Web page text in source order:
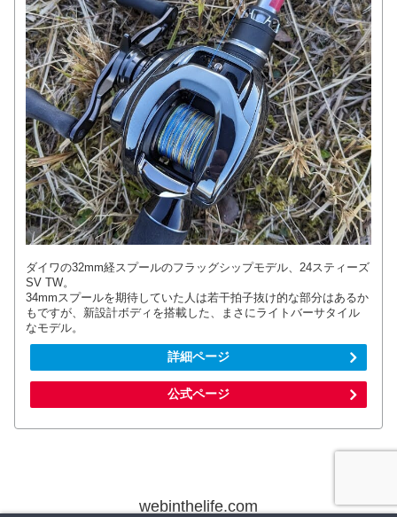
ダイワの32mm経スプールのフラッグシップモデル、24スティーズ
SV TW。
34mmスプールを期待していた人は若干拍子抜け的な部分はあるか
もですが、新設計ボディを搭載した、まさにライトバーサタイル
なモデル。
詳細ページ
公式ページ
webinthelife.com